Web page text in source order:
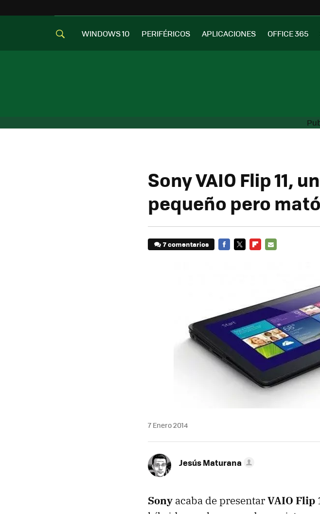
WINDOWS 10 PERIFÉRICOS APLICACIONES OFFICE 365
Sony VAIO Flip 11,
pequeño pero
7 comentarios
7 Enero 2014
Jesús Maturana
Sony acaba de presentarVAIO Flip